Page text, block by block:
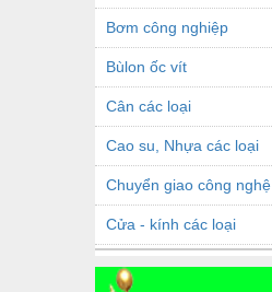
Bơm công nghiệp
Bùlon ốc vít
Cân các loại
Cao su, Nhựa các loại
Chuyển giao công nghệ
Cửa - kính các loại
Dầu khí - Thiết bị